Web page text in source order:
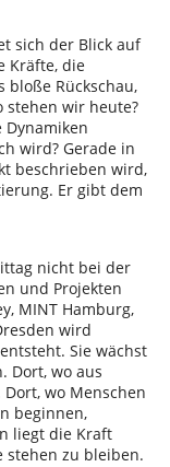
sich der Blick auf
Kräfte, die
Rückschau,
stehen wir heute?
wird? Gerade in
beschrieben wird,
Er gibt dem
nicht bei der
und Projekten
MINT Hamburg,
wird
Sie wächst
Dort, wo aus
wo Menschen
beginnen,
liegt die Kraft
stehen zu bleiben.